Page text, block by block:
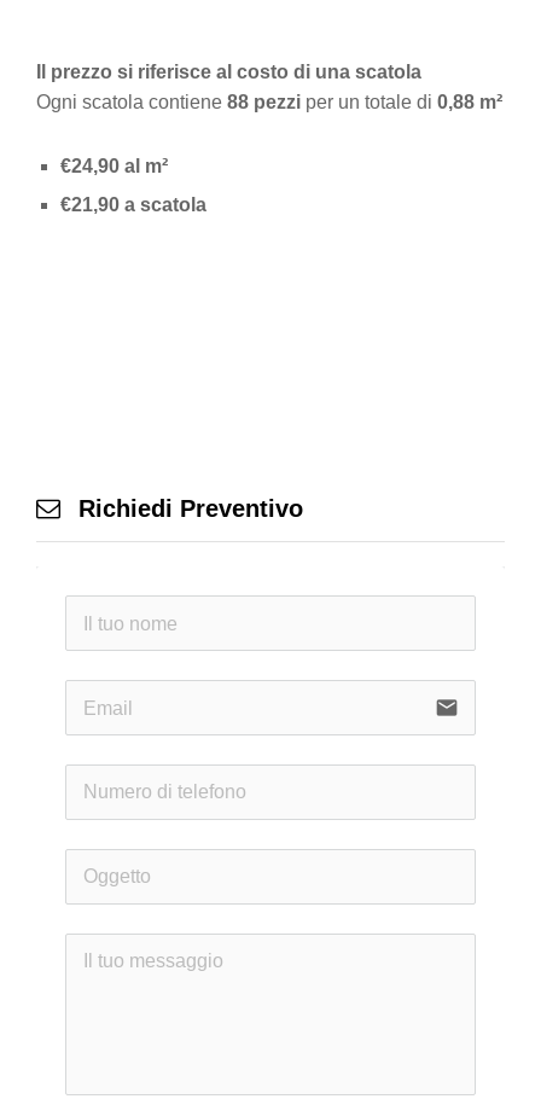
Il prezzo si riferisce al costo di una scatola
Ogni scatola contiene 88 pezzi per un totale di 0,88 m²
€24,90 al m²
€21,90 a scatola
Richiedi Preventivo
email